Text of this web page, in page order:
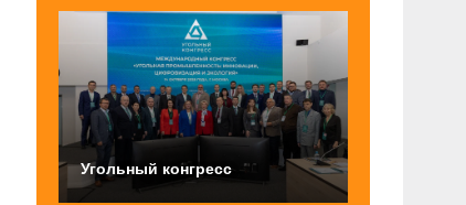
Угольный конгресс